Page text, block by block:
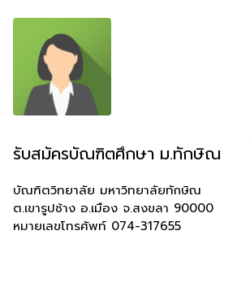
รับสมัครบัณฑิตศึกษา ม.ทักษิณ
บัณฑิตวิทยาลัย มหาวิทยาลัยทักษิณ
ต.เขารูปช้าง อ.เมือง จ.สงขลา 90000
หมายเลขโทรศัพท์ 074-317655